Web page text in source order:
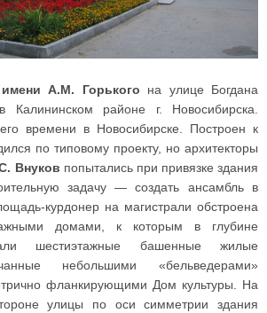
А.М. Горького на улице Богдана
Калининском районе г. Новосибирска
времени в Новосибирске. Построен к
по типовому проекту, но архитекторы
Внуков попытались при привязке здания
задачу — создать ансамбль в
курдонер на магистрали обстроена
домами, к которым в глубине
шестиэтажные башенные жилые
небольшими «бельведерами»
фланкирующими Дом культуры. На
улицы по оси симметрии здания